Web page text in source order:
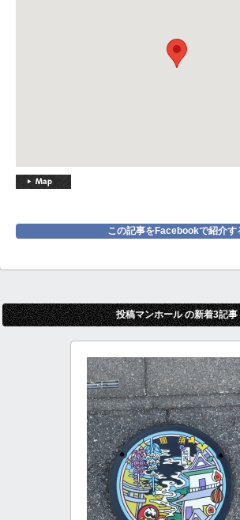
この記事をFacebookで紹介す
投稿マンホール の新着3記事